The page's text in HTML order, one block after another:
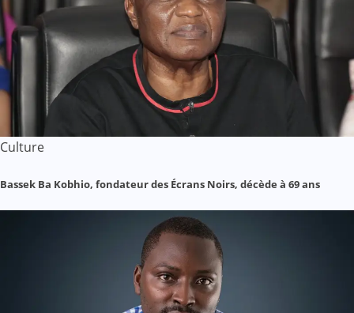
Culture
Bassek Ba Kobhio, fondateur des Écrans Noirs, décède à 69 ans